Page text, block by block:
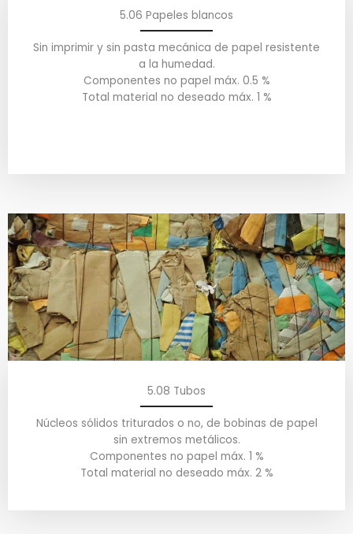
5.06 Papeles blancos
Sin imprimir y sin pasta mecánica de papel resistente
a la humedad.
Componentes no papel máx. 0.5 %
Total material no deseado máx. 1 %
5.08 Tubos
Núcleos sólidos triturados o no, de bobinas de papel
sin extremos metálicos.
Componentes no papel máx. 1 %
Total material no deseado máx. 2 %